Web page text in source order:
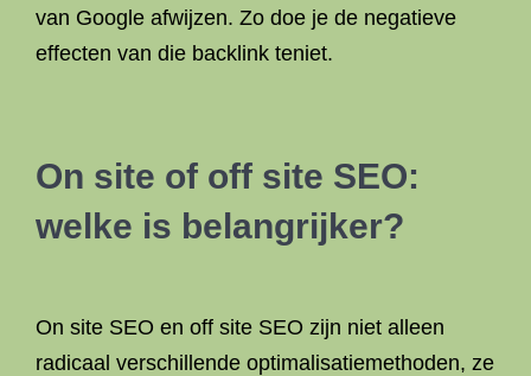
van Google afwijzen. Zo doe je de negatieve
effecten van die backlink teniet.
On site of off site SEO:
welke is belangrijker?
On site SEO en off site SEO zijn niet alleen
radicaal verschillende optimalisatiemethoden, ze